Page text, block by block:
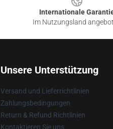
Internationale
Im Nutzungsland
Unsere Unterstützung
Versand und Lieferrichtlinien
Zahlungsbedingungen
Return & Refund Richtlinien
Kontaktieren Sie uns